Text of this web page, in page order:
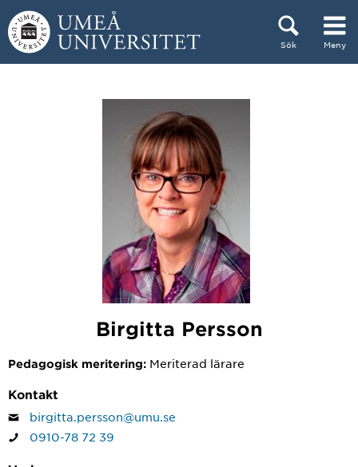
Hoppa direkt till innehållet
Sök Meny
Birgitta Persson
Pedagogisk meritering: Meriterad lärare
Kontakt
birgitta.persson@umu.se
0910-78 72 39